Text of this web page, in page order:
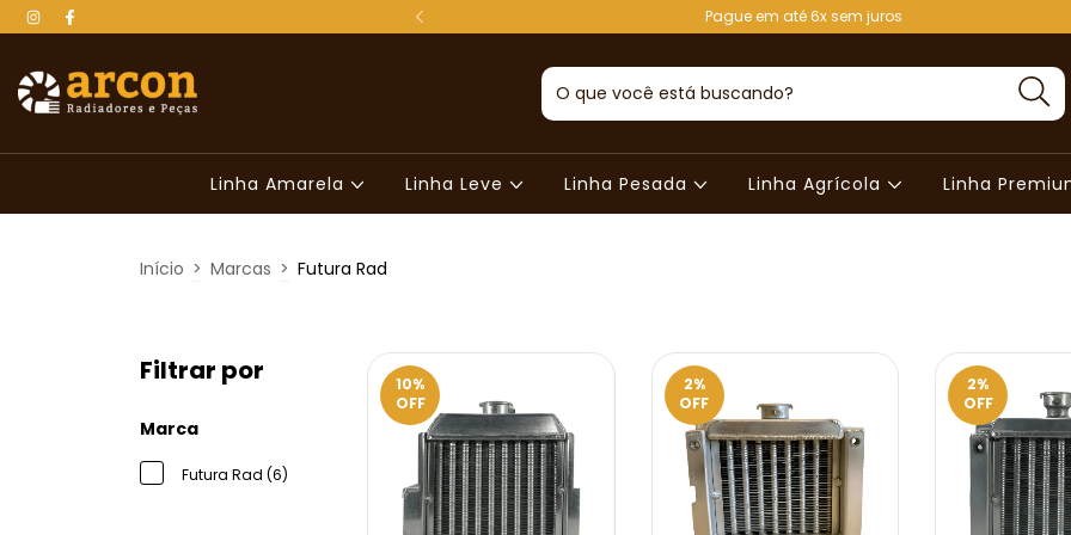
para todo o Brasil Pague em até 6x sem juros
Linha Amarela Linha Leve Linha Pesada Linha Agrícola Linha
Início > Marcas > Futura Rad
Filtrar por
Marca
Futura Rad (6)
10%
OFF
2%
OFF
2%
OFF